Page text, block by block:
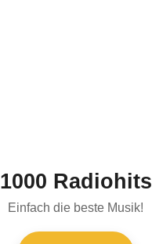
1000 Radiohits
Einfach die beste Musik!